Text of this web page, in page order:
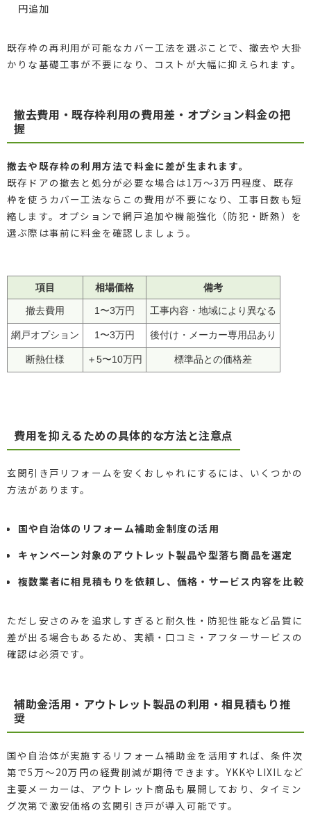
円追加
既存枠の再利用が可能なカバー工法を選ぶことで、撤去や大掛
かりな基礎工事が不要になり、コストが大幅に抑えられます。
撤去費用・既存枠利用の費用差・オプション料金の把
握
撤去や既存枠の利用方法で料金に差が生まれます。
既存ドアの撤去と処分が必要な場合は1万〜3万円程度、既存
枠を使うカバー工法ならこの費用が不要になり、工事日数も短
縮します。オプションで網戸追加や機能強化（防犯・断熱）を
選ぶ際は事前に料金を確認しましょう。
項目 相場価格 備考
撤去費用 1〜3万円 工事内容・地域により異なる
網戸オプション 1〜3万円 後付け・メーカー専用品あり
断熱仕様 ＋5〜10万円 標準品との価格差
費用を抑えるための具体的な方法と注意点
玄関引き戸リフォームを安くおしゃれにするには、いくつかの
方法があります。
国や自治体のリフォーム補助金制度の活用
キャンペーン対象のアウトレット製品や型落ち商品を選定
複数業者に相見積もりを依頼し、価格・サービス内容を比較
ただし安さのみを追求しすぎると耐久性・防犯性能など品質に
差が出る場合もあるため、実績・口コミ・アフターサービスの
確認は必須です。
補助金活用・アウトレット製品の利用・相見積もり推
奨
国や自治体が実施するリフォーム補助金を活用すれば、条件次
第で5万〜20万円の経費削減が期待できます。YKKやLIXILなど
主要メーカーは、アウトレット商品も展開しており、タイミン
グ次第で激安価格の玄関引き戸が導入可能です。